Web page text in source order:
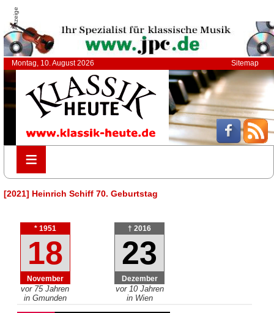
Anzeige
Montag, 10. August 2026 Sitemap
≡
≡
[2021] Heinrich Schiff 70. Geburtstag
* 1951
18
November
vor 75 Jahren
in Gmunden
† 2016
23
Dezember
vor 10 Jahren
in Wien